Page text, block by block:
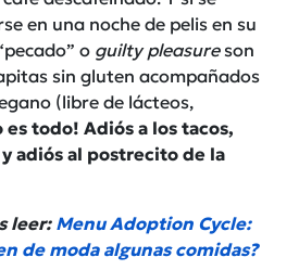
en una noche de pelis en su
o guilty pleasureson
sin gluten acompañados
(libre de lácteos,
es todo! Adiós a los tacos,
y adiós al postrecito de la
leer: Menu Adoption Cycle:
de moda algunas comidas?